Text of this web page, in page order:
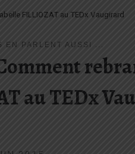
FILLIOZAT au TEDx Vaugirard
EN PARLENT AUSSI ...
au TEDx